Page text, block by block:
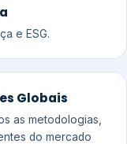
e ESG.
Globais
as metodologias,
do mercado